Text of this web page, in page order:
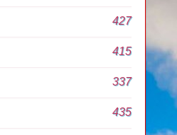
427
415
337
435